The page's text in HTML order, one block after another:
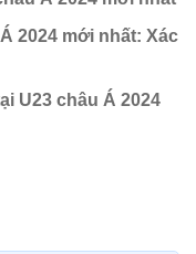
2024 mới nhất: Xác
U23 châu Á 2024